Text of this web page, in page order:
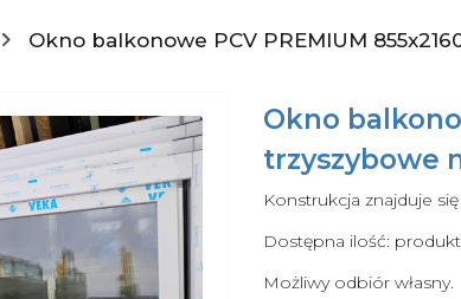
Okno balkonowe PCV PREMIUM
Okno
trzyszybowe
Konstrukcja znajduje
Dostępna ilość:
Możliwy odbiór własny.